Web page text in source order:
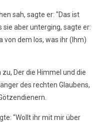
sah, sagte er: "Das ist
sie aber unterging, sagte er:
von dem los, was ihr (Ihm)
Der die Himmel und die
des rechten Glaubens,
"Wollt ihr mit mir über